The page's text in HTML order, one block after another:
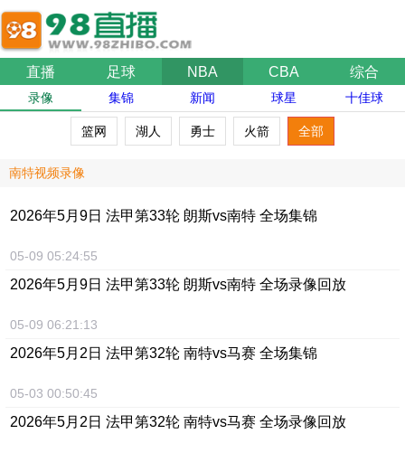
直播 足球 NBA CBA 综合
录像 集锦 新闻 球星 十佳球
篮网 湖人 勇士 火箭 全部
南特视频录像
2026年5月9日 法甲第33轮 朗斯vs南特 全场集锦
05-09 05:24:55
2026年5月9日 法甲第33轮 朗斯vs南特 全场录像回放
05-09 06:21:13
2026年5月2日 法甲第32轮 南特vs马赛 全场集锦
05-03 00:50:45
2026年5月2日 法甲第32轮 南特vs马赛 全场录像回放